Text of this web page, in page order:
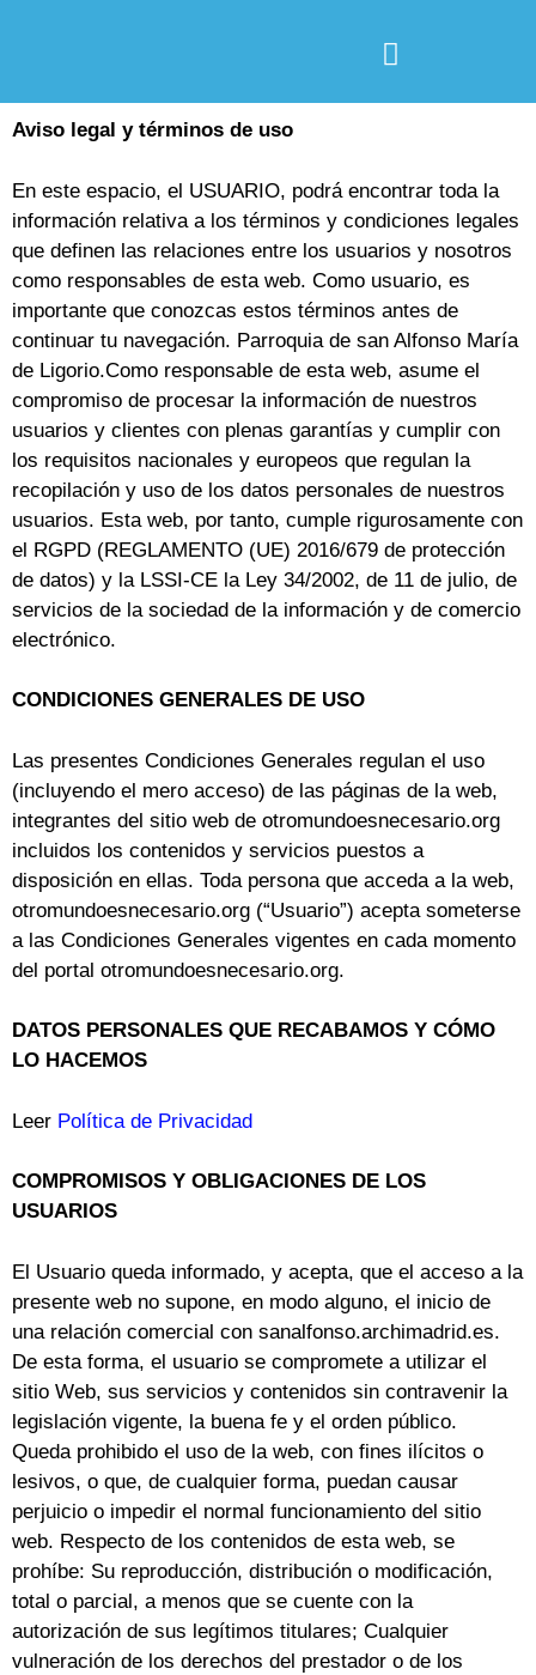
Aviso legal y términos de uso
En este espacio, el USUARIO, podrá encontrar toda la
información relativa a los términos y condiciones legales
que definen las relaciones entre los usuarios y nosotros
como responsables de esta web. Como usuario, es
importante que conozcas estos términos antes de
continuar tu navegación. Parroquia de san Alfonso María
de Ligorio.Como responsable de esta web, asume el
compromiso de procesar la información de nuestros
usuarios y clientes con plenas garantías y cumplir con
los requisitos nacionales y europeos que regulan la
recopilación y uso de los datos personales de nuestros
usuarios. Esta web, por tanto, cumple rigurosamente con
el RGPD (REGLAMENTO (UE) 2016/679 de protección
de datos) y la LSSI-CE la Ley 34/2002, de 11 de julio, de
servicios de la sociedad de la información y de comercio
electrónico.
CONDICIONES GENERALES DE USO
Las presentes Condiciones Generales regulan el uso
(incluyendo el mero acceso) de las páginas de la web,
integrantes del sitio web de otromundoesnecesario.org
incluidos los contenidos y servicios puestos a
disposición en ellas. Toda persona que acceda a la web,
otromundoesnecesario.org (“Usuario”) acepta someterse
a las Condiciones Generales vigentes en cada momento
del portal otromundoesnecesario.org.
DATOS PERSONALES QUE RECABAMOS Y CÓMO
LO HACEMOS
Leer Política de Privacidad
COMPROMISOS Y OBLIGACIONES DE LOS
USUARIOS
El Usuario queda informado, y acepta, que el acceso a la
presente web no supone, en modo alguno, el inicio de
una relación comercial con sanalfonso.archimadrid.es.
De esta forma, el usuario se compromete a utilizar el
sitio Web, sus servicios y contenidos sin contravenir la
legislación vigente, la buena fe y el orden público.
Queda prohibido el uso de la web, con fines ilícitos o
lesivos, o que, de cualquier forma, puedan causar
perjuicio o impedir el normal funcionamiento del sitio
web. Respecto de los contenidos de esta web, se
prohíbe: Su reproducción, distribución o modificación,
total o parcial, a menos que se cuente con la
autorización de sus legítimos titulares; Cualquier
vulneración de los derechos del prestador o de los